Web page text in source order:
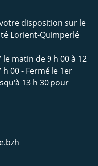
disposition sur le
Lorient-Quimperlé
le matin de 9 h 00 à 12
h 00 - Fermé le 1er
13 h 30 pour